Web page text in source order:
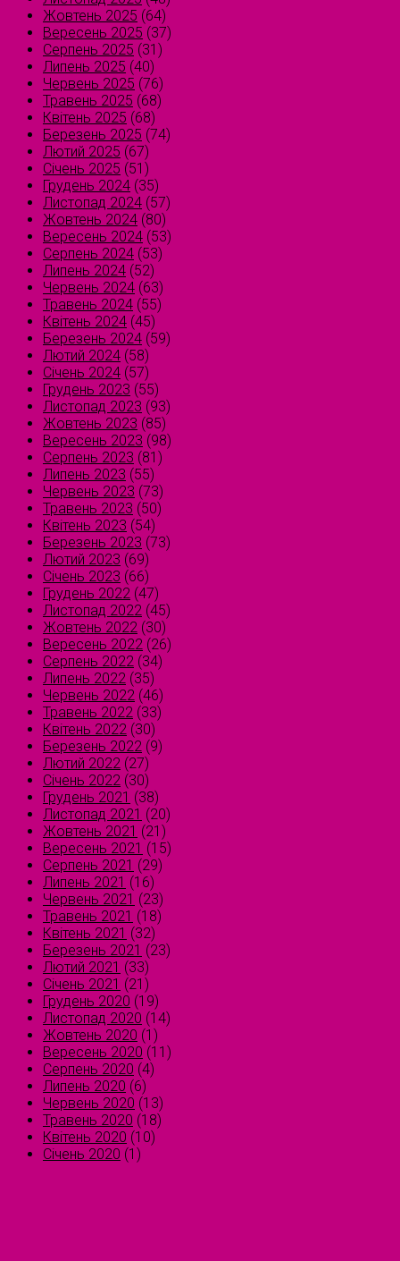
Жовтень 2025 (64)
Вересень 2025 (37)
Серпень 2025 (31)
Липень 2025 (40)
Червень 2025 (76)
Травень 2025 (68)
Квітень 2025 (68)
Березень 2025 (74)
Лютий 2025 (67)
Січень 2025 (51)
Грудень 2024 (35)
Листопад 2024 (57)
Жовтень 2024 (80)
Вересень 2024 (53)
Серпень 2024 (53)
Липень 2024 (52)
Червень 2024 (63)
Травень 2024 (55)
Квітень 2024 (45)
Березень 2024 (59)
Лютий 2024 (58)
Січень 2024 (57)
Грудень 2023 (55)
Листопад 2023 (93)
Жовтень 2023 (85)
Вересень 2023 (98)
Серпень 2023 (81)
Липень 2023 (55)
Червень 2023 (73)
Травень 2023 (50)
Квітень 2023 (54)
Березень 2023 (73)
Лютий 2023 (69)
Січень 2023 (66)
Грудень 2022 (47)
Листопад 2022 (45)
Жовтень 2022 (30)
Вересень 2022 (26)
Серпень 2022 (34)
Липень 2022 (35)
Червень 2022 (46)
Травень 2022 (33)
Квітень 2022 (30)
Березень 2022 (9)
Лютий 2022 (27)
Січень 2022 (30)
Грудень 2021 (38)
Листопад 2021 (20)
Жовтень 2021 (21)
Вересень 2021 (15)
Серпень 2021 (29)
Липень 2021 (16)
Червень 2021 (23)
Травень 2021 (18)
Квітень 2021 (32)
Березень 2021 (23)
Лютий 2021 (33)
Січень 2021 (21)
Грудень 2020 (19)
Листопад 2020 (14)
Жовтень 2020 (1)
Вересень 2020 (11)
Серпень 2020 (4)
Липень 2020 (6)
Червень 2020 (13)
Травень 2020 (18)
Квітень 2020 (10)
Січень 2020 (1)